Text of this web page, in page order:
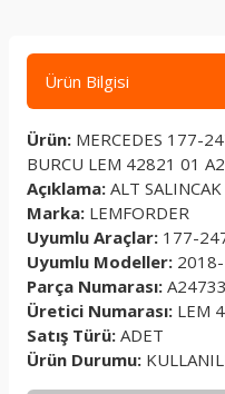
Ürün Bilgisi
Ürün: MERCEDES 177-
BURCU LEM 42821 01
Açıklama: ALT
Marka: LEMFORDER
Uyumlu Araçlar: 177-
Uyumlu Modeller: 2018-
Parça Numarası:
Üretici Numarası: LEM
Satış Türü: ADET
Ürün Durumu: